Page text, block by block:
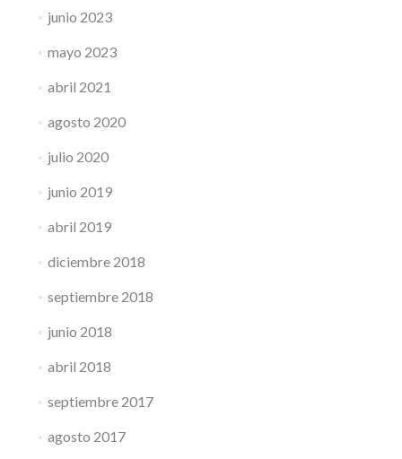
junio 2023
mayo 2023
abril 2021
agosto 2020
julio 2020
junio 2019
abril 2019
diciembre 2018
septiembre 2018
junio 2018
abril 2018
septiembre 2017
agosto 2017